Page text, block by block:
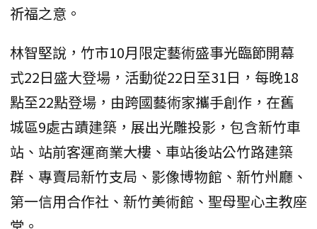
祈福之意。
林智堅說，竹市10月限定藝術盛事光臨節開幕
式22日盛大登場，活動從22日至31日，每晚18
點至22點登場，由跨國藝術家攜手創作，在舊
城區9處古蹟建築，展出光雕投影，包含新竹車
站、站前客運商業大樓、車站後站公竹路建築
群、專賣局新竹支局、影像博物館、新竹州廳、
第一信用合作社、新竹美術館、聖母聖心主教座